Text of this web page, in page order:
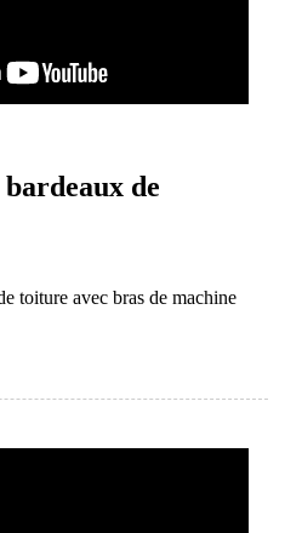
bardeaux de
toiture avec bras de machine